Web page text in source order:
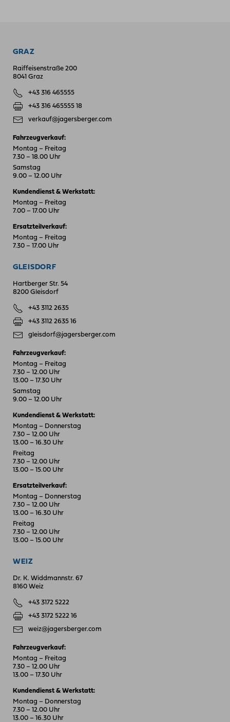
GRAZ
Raiffeisenstraße 200
8041 Graz
+43 316 465555
+43 316 465555 18
verkauf@jagersberger.com
Fahrzeugverkauf:
Montag – Freitag
7.30 – 18.00 Uhr
Samstag
9.00 – 12.00 Uhr
Kundendienst & Werkstatt:
Montag – Freitag
7.00 – 17.00 Uhr
Ersatzteilverkauf:
Montag – Freitag
7.30 – 17.00 Uhr
GLEISDORF
Hartberger Str. 54
8200 Gleisdorf
+43 3112 2635
+43 3112 2635 16
gleisdorf@jagersberger.com
Fahrzeugverkauf:
Montag – Freitag
7.30 – 12.00 Uhr
13.00 – 17.30 Uhr
Samstag
9.00 – 12.00 Uhr
Kundendienst & Werkstatt:
Montag – Donnerstag
7.30 – 12.00 Uhr
13.00 – 16.30 Uhr
Freitag
7.30 – 12.00 Uhr
13.00 – 15.00 Uhr
Ersatzteilverkauf:
Montag – Donnerstag
7.30 – 12.00 Uhr
13.00 – 16.30 Uhr
Freitag
7.30 – 12.00 Uhr
13.00 – 15.00 Uhr
WEIZ
Dr. K. Widdmannstr. 67
8160 Weiz
+43 3172 5222
+43 3172 5222 16
weiz@jagersberger.com
Fahrzeugverkauf:
Montag – Freitag
7.30 – 12.00 Uhr
13.00 – 17.30 Uhr
Kundendienst & Werkstatt:
Montag – Donnerstag
7.30 – 12.00 Uhr
13.00 – 16.30 Uhr